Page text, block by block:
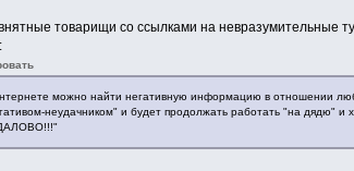
товарищи со ссылками на невразумительные
можно найти негативную информацию в отношении
неудачником" и будет продолжать работать "на